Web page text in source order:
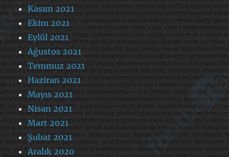
Kasım 2021
Ekim 2021
Eylül 2021
Ağustos 2021
Temmuz 2021
Haziran 2021
Mayıs 2021
Nisan 2021
Mart 2021
Şubat 2021
Aralık 2020